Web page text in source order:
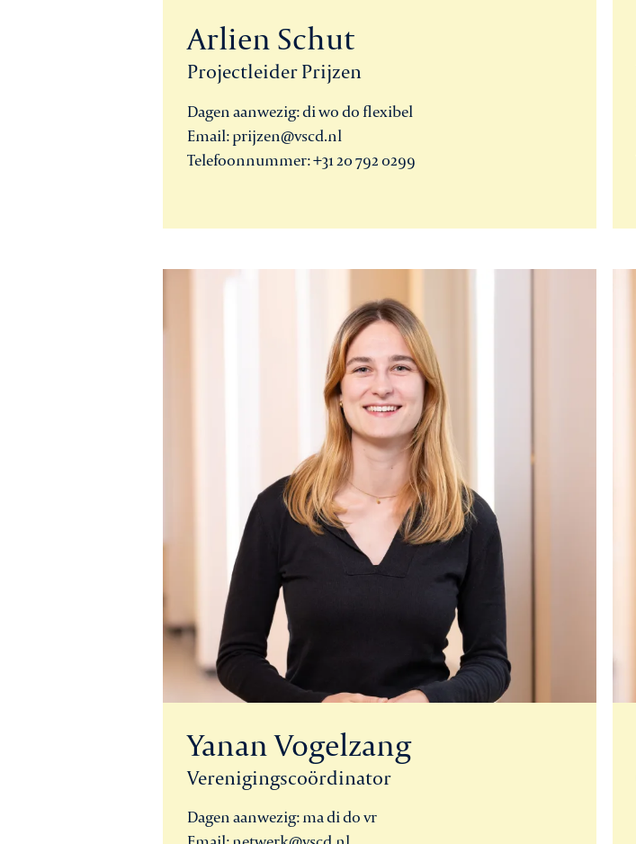
Arlien Schut
Projectleider Prijzen
Dagen aanwezig: di wo do flexibel
Email: prijzen@vscd.nl
Telefoonnummer: +31 20 792 0299
Yanan Vogelzang
Verenigingscoördinator
Dagen aanwezig: ma di do vr